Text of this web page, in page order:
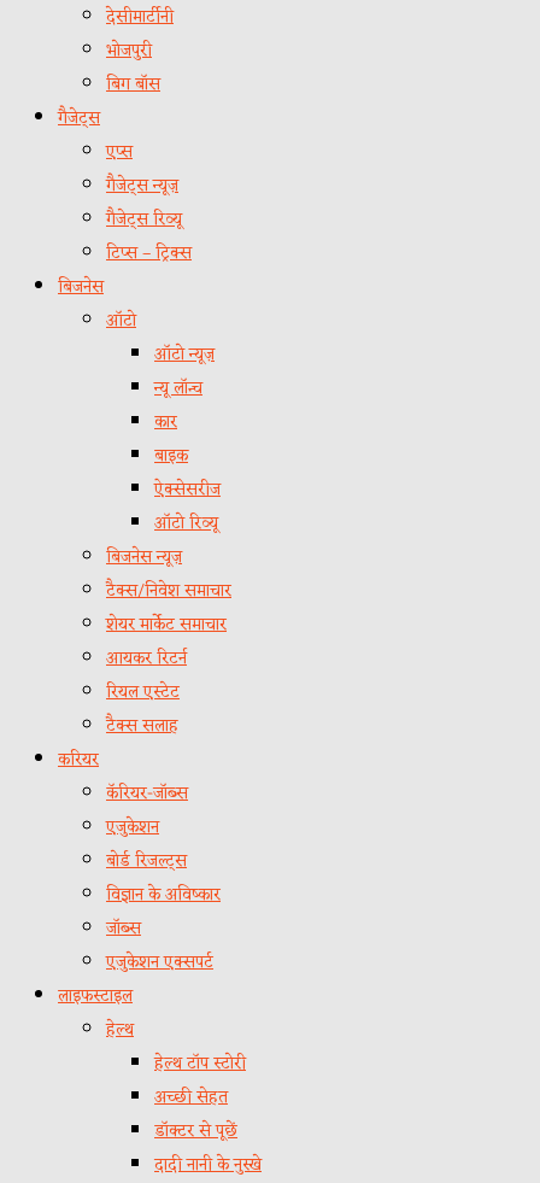
देसीमार्टीनी
भोजपुरी
बिग बॉस
गैजेट्स
एप्स
गैजेट्स न्यूज़
गैजेट्स रिव्यू
टिप्स – ट्रिक्स
बिजनेस
ऑटो
ऑटो न्यूज़
न्यू लॉन्च
कार
बाइक
ऐक्सेसरीज
ऑटो रिव्यू
बिजनेस न्यूज़
टैक्स/निवेश समाचार
शेयर मार्केट समाचार
आयकर रिटर्न
रियल एस्टेट
टैक्स सलाह
करियर
कॅरियर-जॉब्स
एजुकेशन
बोर्ड रिजल्ट्स
विज्ञान के अविष्कार
जॉब्स
एजुकेशन एक्सपर्ट
लाइफस्टाइल
हेल्थ
हेल्थ टॉप स्टोरी
अच्छी सेहत
डॉक्टर से पूछें
दादी नानी के नुस्खे